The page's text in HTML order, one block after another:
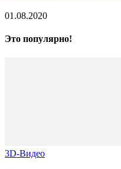
01.08.2020
Это популярно!
3D-Видео